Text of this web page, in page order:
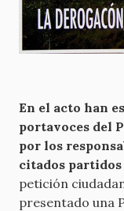
En el acto han
portavoces del
por los
citados partidos
petición
presentado una